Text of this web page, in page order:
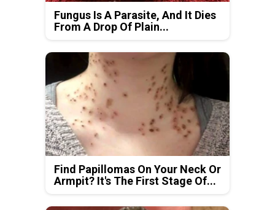
Fungus Is A Parasite, And It Dies
From A Drop Of Plain...
Find Papillomas On Your Neck Or
Armpit? It's The First Stage Of...